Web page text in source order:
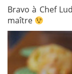
Bravo à Chef
maître